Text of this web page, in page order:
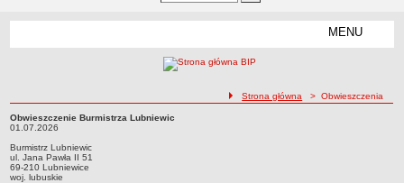
MENU
Zadania publiczne
Związki i stowarzyszenia
Sołectwa
ścieżka nawigacji
Strona główna > Obwieszczenia
Obwieszczenie Burmistrza Lubniewic01.07.2026
Obwieszczenie Burmistrza Lubniewic
01.07.2026
Burmistrz Lubniewic
ul. Jana Pawła II 51
69-210 Lubniewice
woj. lubuskie